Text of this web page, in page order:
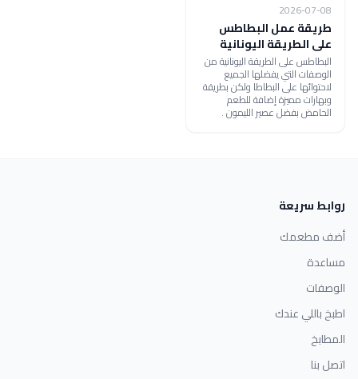
2026-07-08
طريقة عمل البطاطس
على الطريقة اليونانية
البطاطس على الطريقة اليونانية من
الوصفات التي يفضلها الجميع
لاحتوائها على البطاطا ولكن بطريقة
وبهارات مميزة إضافة للطعم
الحامض بفضل عصير الليمون .
روابط سريعة
أضف مطعمك
مساعدة
الوصفات
اطبخ باللي عندك
المطابخ
اتصل بنا